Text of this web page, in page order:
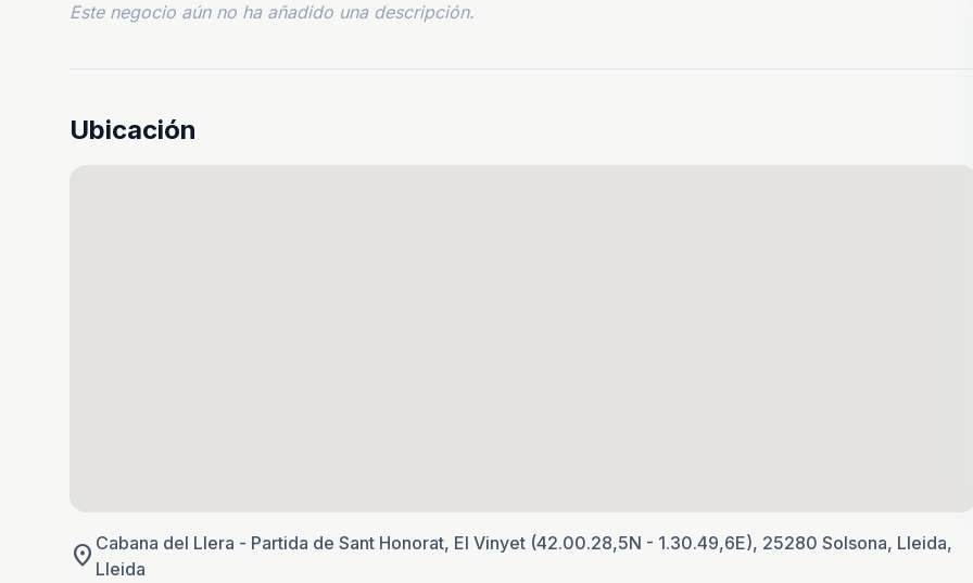
Este negocio aún no ha añadido una descripción.
Ubicación
location_on Cabana del Llera - Partida de Sant Honorat, El Vinyet (42.00.28,5N - 1.30.49,6E), 25280 Solsona, Lleida,
Lleida